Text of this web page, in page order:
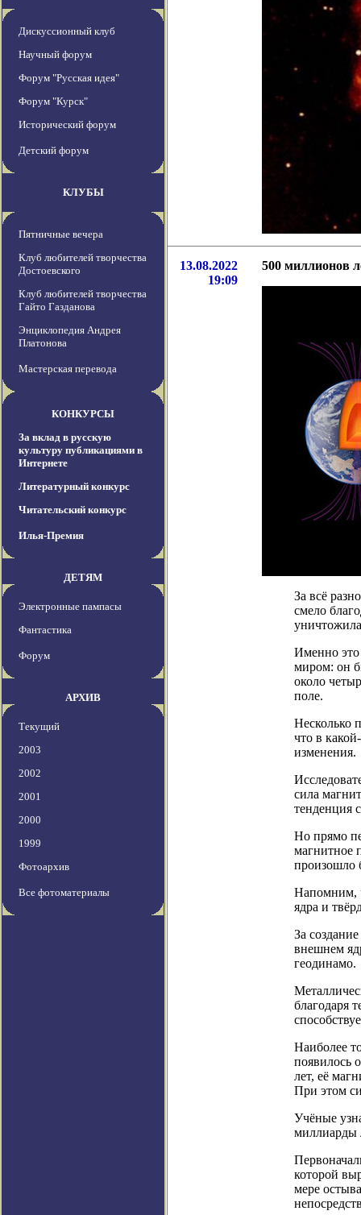
Дискуссионный клуб
Научный форум
Форум "Русская идея"
Форум "Курск"
Исторический форум
Детский форум
КЛУБЫ
Пятничные вечера
Клуб любителей творчества
Достоевского
Клуб любителей творчества
Гайто Газданова
Энциклопедия Андрея
Платонова
Мастерская перевода
КОНКУРСЫ
За вклад в русскую
культуру публикациями в
Интернете
Литературный конкурс
Читательский конкурс
Илья-Премия
ДЕТЯМ
Электронные пампасы
Фантастика
Форум
АРХИВ
Текущий
2003
2002
2001
2000
1999
Фотоархив
Все фотоматериалы
13.08.2022
19:09
500 миллионов
За всё
смело
Именно
миром: он
около
поле.
Несколько
что в
изменения.
сила
тенденция
Но прямо
магнитное
произошло
Напомним,
ядра ​​и
За
внешнем
геодинамо.
благодаря
Наиболее
появилось
лет, её
При этом
Учёные
миллиарды
которой
мере